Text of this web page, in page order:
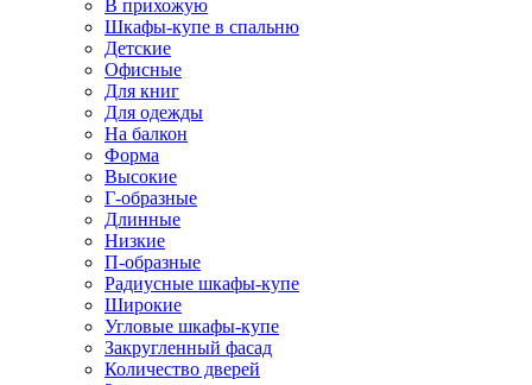
В прихожую
Шкафы-купе в спальню
Детские
Офисные
Для книг
Для одежды
На балкон
Форма
Высокие
Г-образные
Длинные
Низкие
П-образные
Радиусные шкафы-купе
Широкие
Угловые шкафы-купе
Закругленный фасад
Количество дверей